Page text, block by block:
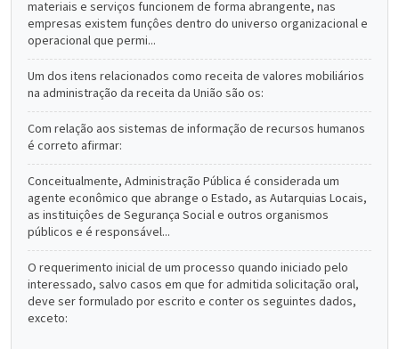
materiais e serviços funcionem de forma abrangente, nas
empresas existem funçôes dentro do universo organizacional e
operacional que permi...
Um dos itens relacionados como receita de valores mobiliários
na administração da receita da União são os:
Com relação aos sistemas de informação de recursos humanos
é correto afirmar:
Conceitualmente, Administração Pública é considerada um
agente econômico que abrange o Estado, as Autarquias Locais,
as instituiçôes de Segurança Social e outros organismos
públicos e é responsável...
O requerimento inicial de um processo quando iniciado pelo
interessado, salvo casos em que for admitida solicitação oral,
deve ser formulado por escrito e conter os seguintes dados,
exceto: